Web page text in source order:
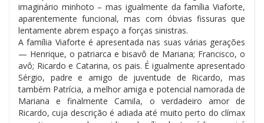
imaginário minhoto – mas igualmente da família Viaforte,
aparentemente funcional, mas com óbvias fissuras que
lentamente abrem espaço a forças sinistras.
A família Viaforte é apresentada nas suas várias gerações
— Henrique, o patriarca e bisavô de Mariana; Francisco, o
avô; Ricardo e Catarina, os pais. É igualmente apresentado
Sérgio, padre e amigo de juventude de Ricardo, mas
também Patrícia, a melhor amiga e potencial namorada de
Mariana e finalmente Camila, o verdadeiro amor de
Ricardo, cuja descrição é adiada até muito perto do clímax